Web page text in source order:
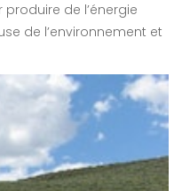
de l’énergie
de l’environnement et